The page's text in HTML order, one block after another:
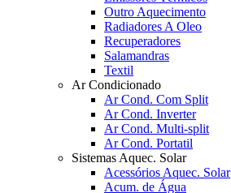
Outro Aquecimento
Radiadores A Oleo
Recuperadores
Salamandras
Textil
Ar Condicionado
Ar Cond. Com Split
Ar Cond. Inverter
Ar Cond. Multi-split
Ar Cond. Portatil
Sistemas Aquec. Solar
Acessórios Aquec. Solar
Acum. de Água